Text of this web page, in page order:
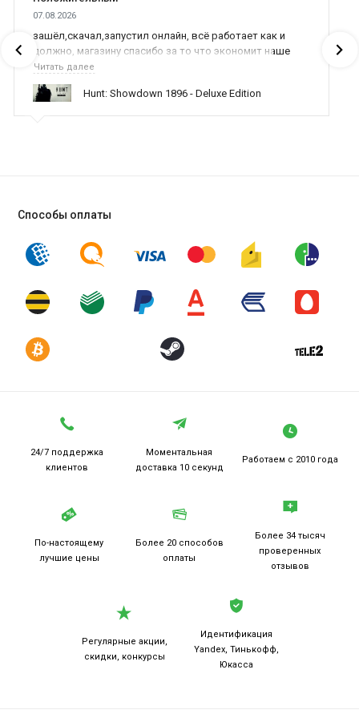
07.08.2026
зашёл,скачал,запустил онлайн, всё работает как и
должно, магазину спасибо за то что экономит наше
время,нервы и деньги, ребята вы красава оказываете
поддержку населению и походу из всех только вы и
оказываете помощь
Читать далее
Hunt: Showdown 1896 - Deluxe Edition
Способы оплаты
24/7 поддержка
клиентов
Моментальная
доставка 10 секунд
Работаем с 2010 года
По-настоящему
лучшие цены
Более 20 способов
оплаты
Более 34 тысяч
проверенных
отзывов
Регулярные акции,
скидки, конкурсы
Идентификация
Yandex, Тинькофф,
Юкасса